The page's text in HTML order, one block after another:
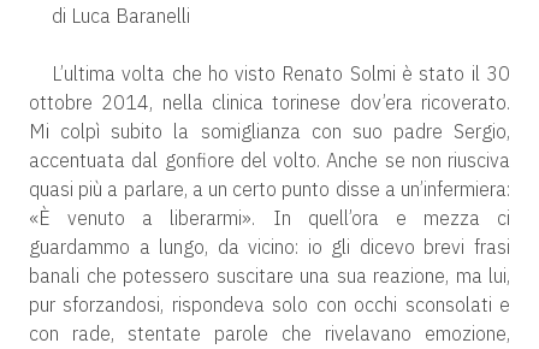
di Luca Baranelli
L’ultima volta che ho visto Renato Solmi è stato il 30
ottobre 2014, nella clinica torinese dov’era ricoverato.
Mi colpì subito la somiglianza con suo padre Sergio,
accentuata dal gonfiore del volto. Anche se non riusciva
quasi più a parlare, a un certo punto disse a un’infermiera:
«È venuto a liberarmi». In quell’ora e mezza ci
guardammo a lungo, da vicino: io gli dicevo brevi frasi
banali che potessero suscitare una sua reazione, ma lui,
pur sforzandosi, rispondeva solo con occhi sconsolati e
con rade, stentate parole che rivelavano emozione,